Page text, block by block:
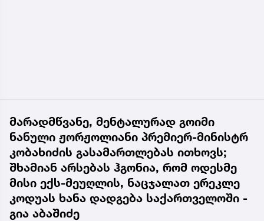
მარადმწვანე, მენტალურად გოიმი
ნანული ჟორჟოლიანი პრემიერ-მინისტრ
კობახიძის გასამართლებას ითხოვს;
შხამიან არსებას ჰგონია, რომ ოდესმე
მისი ექს-მეუღლის, ნაცჯალათ ერეკლე
კოდუას ხანა დადგება საქართველოში -
გია აბაშიძე